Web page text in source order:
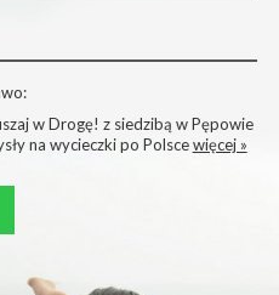
w Drogę! z siedzibą w Pępowie
na wycieczki po Polscewięcej »